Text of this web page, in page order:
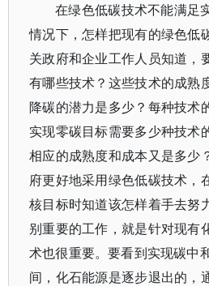
在绿色低碳技术不能满足
情况下，怎样把现有的绿色低
关政府和企业工作人员知道，
有哪些技术？这些技术的成熟
降碳的潜力是多少？每种技术
实现零碳目标需要多少种技术
相应的成熟度和成本又是多少
府更好地采用绿色低碳技术，
核目标时知道该怎样着手去努
别重要的工作，就是针对现有
术也很重要。要看到实现碳中
间，化石能源是逐步退出的，